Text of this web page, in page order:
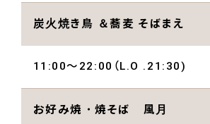
炭火焼き鳥 ＆蕎麦 そばまえ
11:00〜22:00（L.O .21:30)
お好み焼・焼そば 風月